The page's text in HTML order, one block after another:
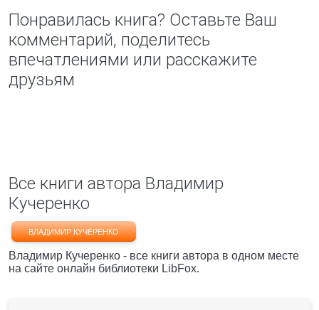
Понравилась книга? Оставьте Ваш
комментарий, поделитесь
впечатлениями или расскажите
друзьям
Все книги автора Владимир
Кучеренко
ВЛАДИМИР КУЧЕРЕНКО
Владимир Кучеренко - все книги автора в одном месте
на сайте онлайн библиотеки LibFox.